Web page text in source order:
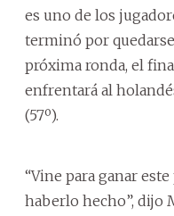
es uno de los
terminó por
próxima ronda, el
enfrentará al
(57º).
“Vine para ganar
haberlo hecho”, dijo